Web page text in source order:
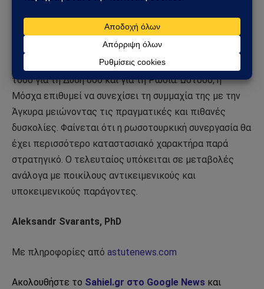
Οργανισμού Τουρκικών Κρατών (OTS) και του σχεδίου
“Τουρκικός Στρατός”.
Η Τουρκία ήταν και παραμένει ένας δύσκολος εταίρος
τόσο για τη Δύση όσο και για τη Ρωσία. Ωστόσο, η
Μόσχα επιθυμεί να συνεχίσει τη συμμαχία της με την
Άγκυρα μειώνοντας τις πραγματικές και πιθανές
δυσκολίες. Φαίνεται ότι η ρωσοτουρκική συνεργασία θα
έχει περισσότερο καταστασιακό χαρακτήρα παρά
στρατηγικό. Ο τελευταίος υπόκειται σε μεταβολές
ανάλογα με ποικίλους αντικειμενικούς και
υποκειμενικούς παράγοντες.
Aleksandr Svarants, PhD
Με πληροφορίες από astutenews.com
Ακολουθήστε το Sahiel.gr στο Google News και